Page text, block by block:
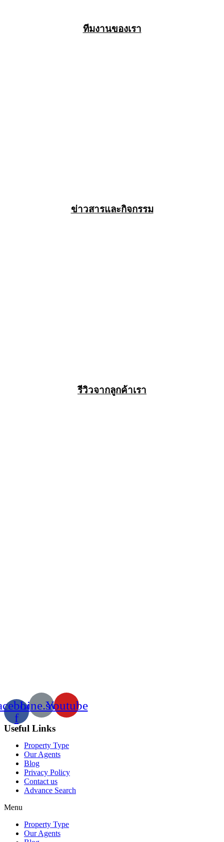
ทีมงานของเรา
ข่าวสารและกิจกรรม
รีวิวจากลูกค้าเรา
f
Line.svgYoutube
Useful Links
Property Type
Our Agents
Blog
Privacy Policy
Contact us
Advance Search
Menu
Property Type
Our Agents